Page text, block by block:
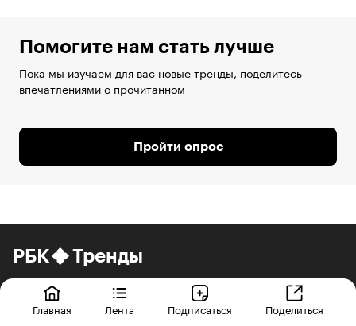
Помогите нам стать лучше
Пока мы изучаем для вас новые тренды, поделитесь
впечатлениями о прочитанном
Пройти опрос
РБК Тренды
Рассказываем о трендах в экономике,
бизнесе, технологиях и обществе, которые
прямо сейчас меняют нашу жизнь
Главная Лента Подписаться Поделиться